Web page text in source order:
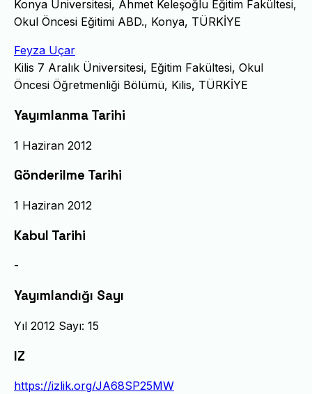
Konya Üniversitesi, Ahmet Keleşoğlu Eğitim Fakültesi,
Okul Öncesi Eğitimi ABD., Konya, TÜRKİYE
Feyza Uçar
Kilis 7 Aralık Üniversitesi, Eğitim Fakültesi, Okul
Öncesi Öğretmenliği Bölümü, Kilis, TÜRKİYE
Yayımlanma Tarihi
1 Haziran 2012
Gönderilme Tarihi
1 Haziran 2012
Kabul Tarihi
-
Yayımlandığı Sayı
Yıl 2012 Sayı: 15
IZ
https://izlik.org/JA68SP25MW